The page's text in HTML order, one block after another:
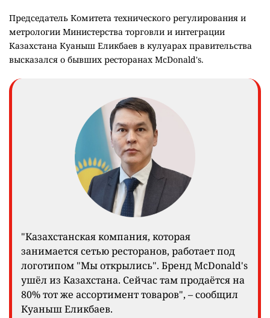
Председатель Комитета технического регулирования и
метрологии Министерства торговли и интеграции
Казахстана Куаныш Еликбаев в кулуарах правительства
высказался о бывших ресторанах McDonald's.
"Казахстанская компания, которая
занимается сетью ресторанов, работает под
логотипом "Мы открылись". Бренд McDonald's
ушёл из Казахстана. Сейчас там продаётся на
80% тот же ассортимент товаров", – сообщил
Куаныш Еликбаев.